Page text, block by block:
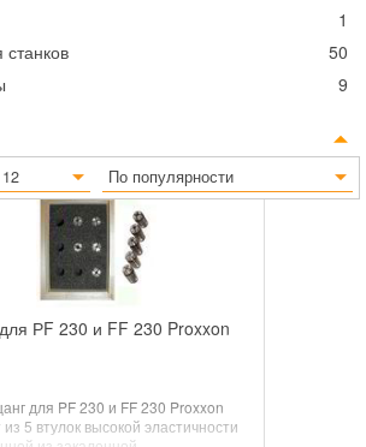
1
50
9
По популярности
РF 230 и FF 230 Proxxon
для PF 230 и FF 230 Proxxon
из 5 втулок высокой эластичности